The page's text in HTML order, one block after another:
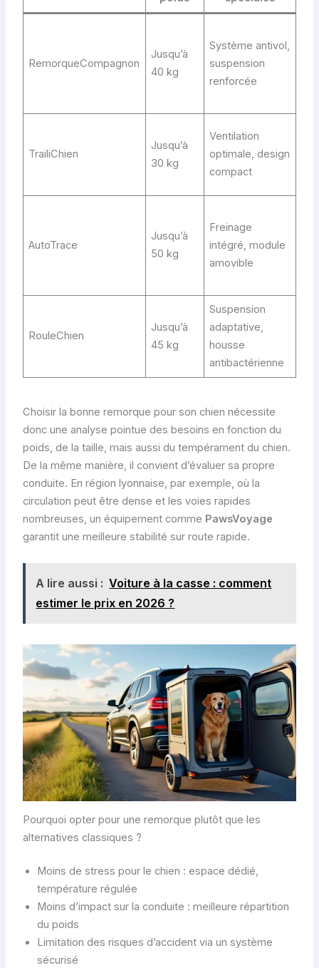
RemorqueCompagnon
Jusqu’à
40 kg
Système antivol,
suspension
renforcée
TrailiChien
Jusqu’à
30 kg
Ventilation
optimale, design
compact
AutoTrace
Jusqu’à
50 kg
Freinage
intégré, module
amovible
RouleChien
Jusqu’à
45 kg
Suspension
adaptative,
housse
antibactérienne
Choisir la bonne remorque pour son chien nécessite
donc une analyse pointue des besoins en fonction du
poids, de la taille, mais aussi du tempérament du chien.
De la même manière, il convient d’évaluer sa propre
conduite. En région lyonnaise, par exemple, où la
circulation peut être dense et les voies rapides
nombreuses, un équipement comme PawsVoyage
garantit une meilleure stabilité sur route rapide.
A lire aussi : Voiture à la casse : comment
estimer le prix en 2026 ?
Pourquoi opter pour une remorque plutôt que les
alternatives classiques ?
Moins de stress pour le chien : espace dédié,
température régulée
Moins d’impact sur la conduite : meilleure répartition
du poids
Limitation des risques d’accident via un système
sécurisé